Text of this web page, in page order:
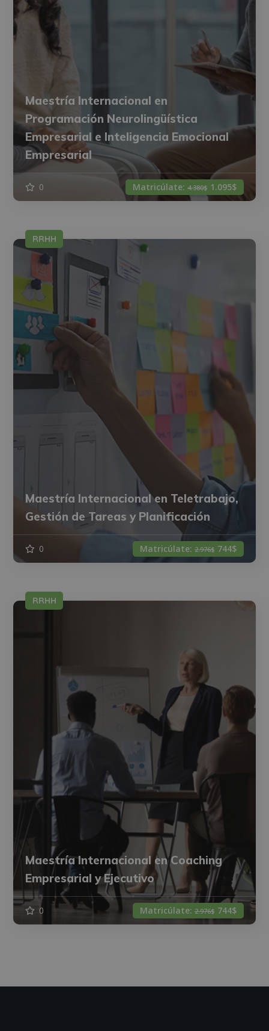
Maestría Internacional en
Programación Neurolingüística
Empresarial e Inteligencia Emocional
Empresarial
0 Matricúlate: 4.380$ 1.095$
RRHH
Maestría Internacional en Teletrabajo,
Gestión de Tareas y Planificación
0 Matricúlate: 2.976$ 744$
RRHH
Maestría Internacional en Coaching
Empresarial y Ejecutivo
0 Matricúlate: 2.976$ 744$